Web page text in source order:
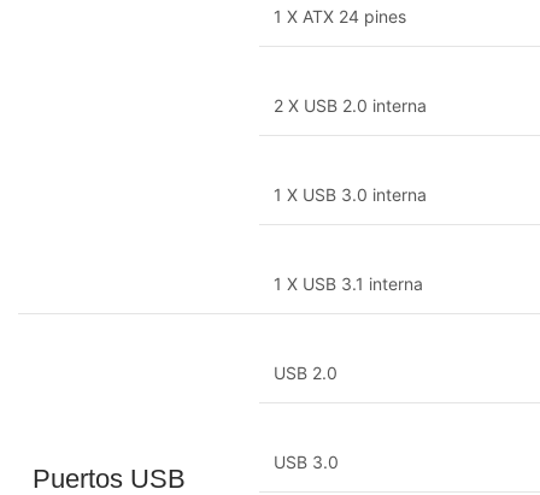
1 X ATX 24 pines
2 X USB 2.0 interna
1 X USB 3.0 interna
1 X USB 3.1 interna
Puertos USB
USB 2.0
USB 3.0